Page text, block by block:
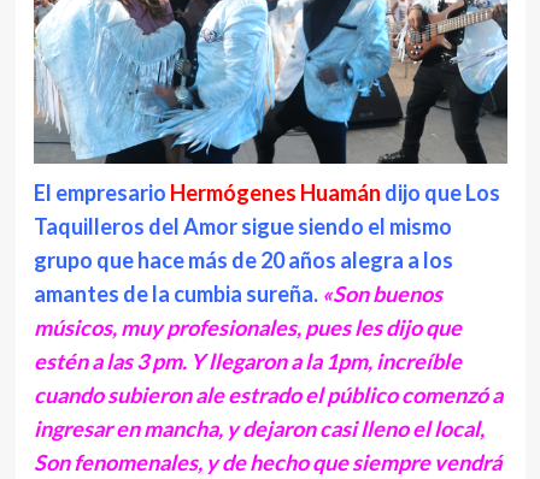
El empresario Hermógenes Huamán dijo que Los
Taquilleros del Amor sigue siendo el mismo
grupo que hace más de 20 años alegra a los
amantes de la cumbia sureña. «Son buenos
músicos, muy profesionales, pues les dijo que
estén a las 3 pm. Y llegaron a la 1pm, increíble
cuando subieron ale estrado el público comenzó a
ingresar en mancha, y dejaron casi lleno el local,
Son fenomenales, y de hecho que siempre vendrá